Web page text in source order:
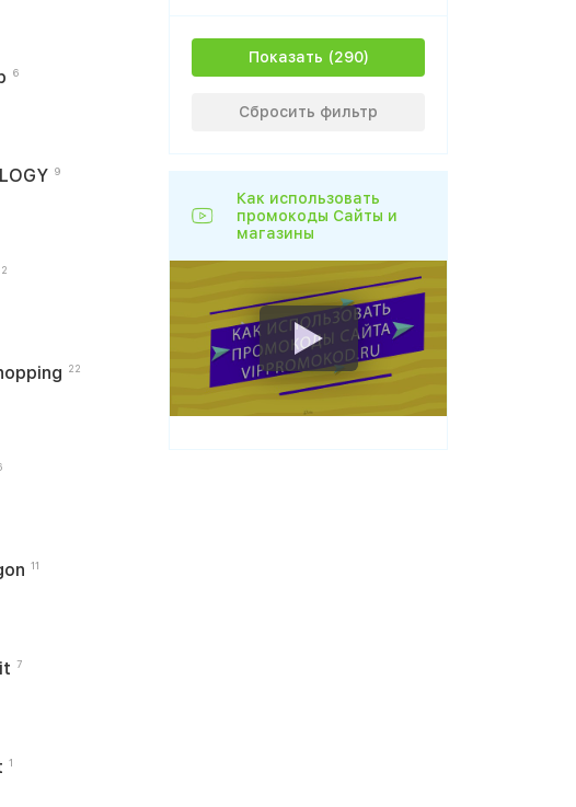
6
9
2
22
11
7
1
Показать
Сбросить фильтр
Как использовать
промокоды Сайты и
магазины